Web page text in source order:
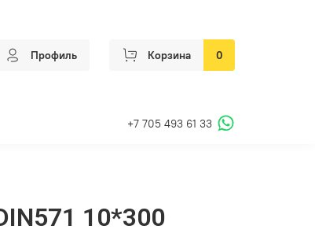
Профиль Корзина 0
+7 705 493 61 33
10*300